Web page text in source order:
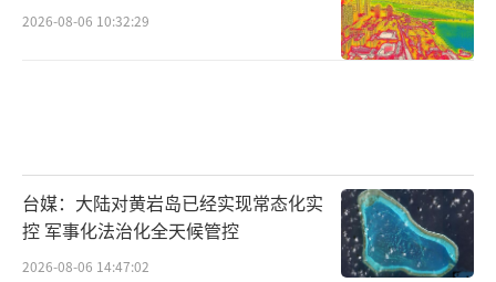
2026-08-06 10:32:29
台媒：大陆对黄岩岛已经实现常态化实
控 军事化法治化全天候管控
2026-08-06 14:47:02